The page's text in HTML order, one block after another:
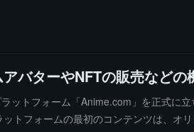
ターやNFTの販売などの
トフォーム「Anime.com」を正式に
トフォームの最初のコンテンツは、オ